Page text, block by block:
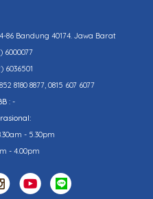
86 Bandung 40174. Jawa Barat
6000077
6036501
8180 8877, 0815 607 6077
: -
- 5.30pm
- 4.00pm